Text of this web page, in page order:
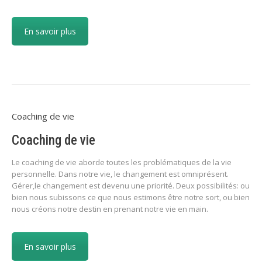
En savoir plus
Coaching de vie
Coaching de vie
Le coaching de vie aborde toutes les problématiques de la vie
personnelle. Dans notre vie, le changement est omniprésent.
Gérer,le changement est devenu une priorité. Deux possibilités: ou
bien nous subissons ce que nous estimons être notre sort, ou bien
nous créons notre destin en prenant notre vie en main.
En savoir plus